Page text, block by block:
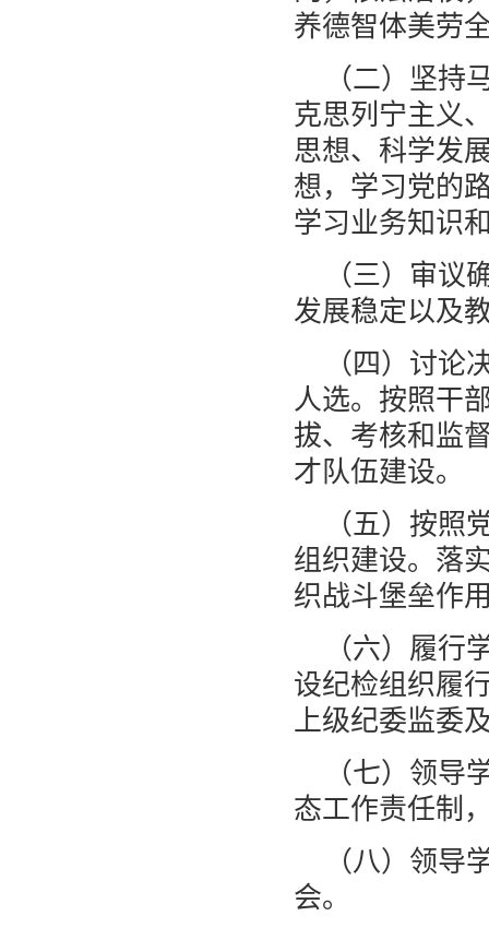
养德智体美劳
（二）坚持
克思列宁主义
思想、科学发
想，学习党的
学习业务知识
（三）审议
发展稳定以及
（四）讨论
人选。按照干
拔、考核和监
才队伍建设。
（五）按照
组织建设。落
织战斗堡垒作
（六）履行
设纪检组织履
上级纪委监委
（七）领导
态工作责任制
（八）领导
会。